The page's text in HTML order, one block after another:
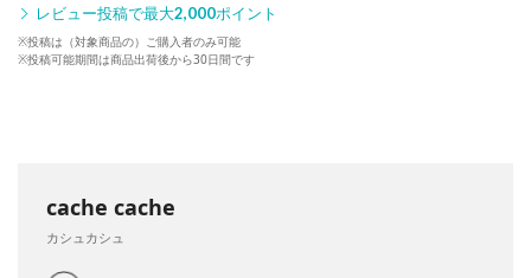
レビュー投稿で最大2,000ポイント
※投稿は（対象商品の）ご購入者のみ可能
※投稿可能期間は商品出荷後から30日間です
cache cache
カシュカシュ